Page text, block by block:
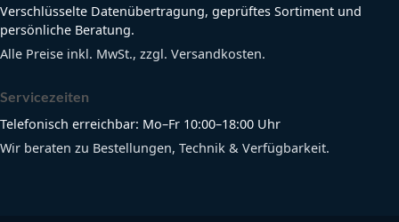
Verschlüsselte Datenübertragung, geprüftes Sortiment und
persönliche Beratung.
Alle Preise inkl. MwSt., zzgl. Versandkosten.
Servicezeiten
Telefonisch erreichbar: Mo–Fr 10:00–18:00 Uhr
Wir beraten zu Bestellungen, Technik & Verfügbarkeit.